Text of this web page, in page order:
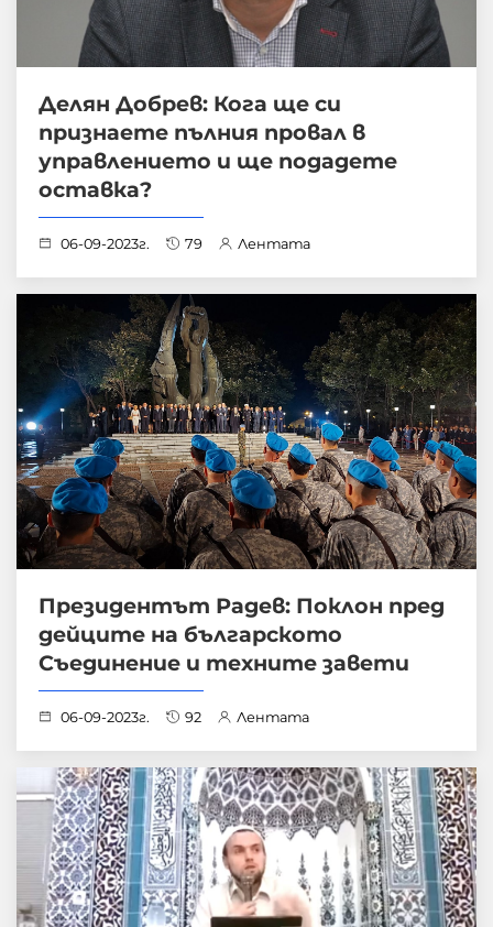
Делян Добрев: Кога ще си
признаете пълния провал в
управлението и ще подадете
оставка?
06-09-2023г. 79 Лентата
Президентът Радев: Поклон пред
дейците на българското
Съединение и техните завети
06-09-2023г. 92 Лентата